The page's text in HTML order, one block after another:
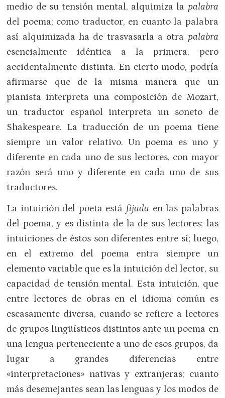
medio de su tensión mental, alquimiza la palabra
del poema; como traductor, en cuanto la palabra
así alquimizada ha de trasvasarla a otra palabra
esencialmente idéntica a la primera, pero
accidentalmente distinta. En cierto modo, podría
afirmarse que de la misma manera que un
pianista interpreta una composición de Mozart,
un traductor español interpreta un soneto de
Shakespeare. La traducción de un poema tiene
siempre un valor relativo. Un poema es uno y
diferente en cada uno de sus lectores, con mayor
razón será uno y diferente en cada uno de sus
traductores.
La intuición del poeta está fijada en las palabras
del poema, y es distinta de la de sus lectores; las
intuiciones de éstos son diferentes entre sí; luego,
en el extremo del poema entra siempre un
elemento variable que es la intuición del lector, su
capacidad de tensión mental. Esta intuición, que
entre lectores de obras en el idioma común es
escasamente diversa, cuando se refiere a lectores
de grupos lingüísticos distintos ante un poema en
una lengua perteneciente a uno de esos grupos, da
lugar a grandes diferencias entre
«interpretaciones» nativas y extranjeras; cuanto
más desemejantes sean las lenguas y los modos de